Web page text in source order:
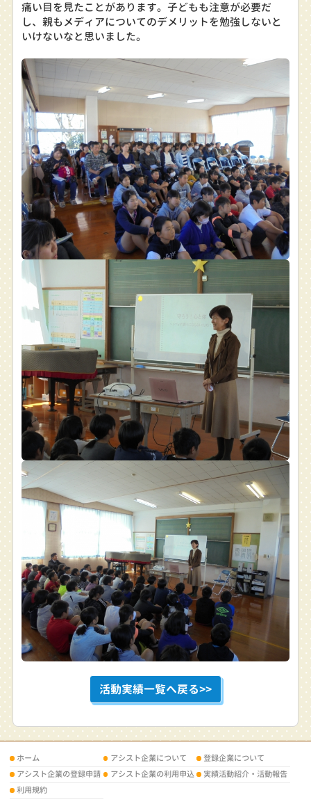
痛い目を見たことがあります。子どもも注意が必要だ
し、親もメディアについてのデメリットを勉強しないと
いけないなと思いました。
活動実績一覧へ戻る>>
ホーム アシスト企業について
登録企業について
アシスト企業の登録申請
アシスト企業の利用申込
実績活動紹介・活動報告
利用規約